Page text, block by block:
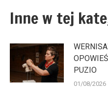
Inne w tej
PUZIO
01/08/2026